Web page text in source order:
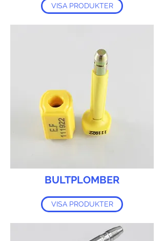
VISA PRODUKTER
BULTPLOMBER
VISA PRODUKTER